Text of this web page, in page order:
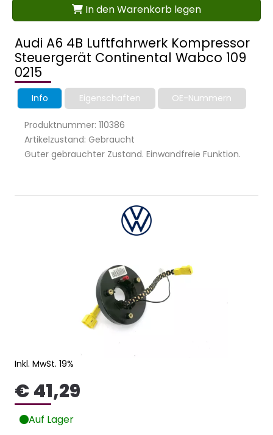
Audi A6 4B Luftfahrwerk Kompressor
Steuergerät Continental Wabco 109
0215
Info Eigenschaften OE-Nummern
Produktnummer: 110386
Artikelzustand: Gebraucht
Guter gebrauchter Zustand. Einwandfreie Funktion.
In den Warenkorb legen
Inkl. MwSt. 19%
€ 41,29
Auf Lager